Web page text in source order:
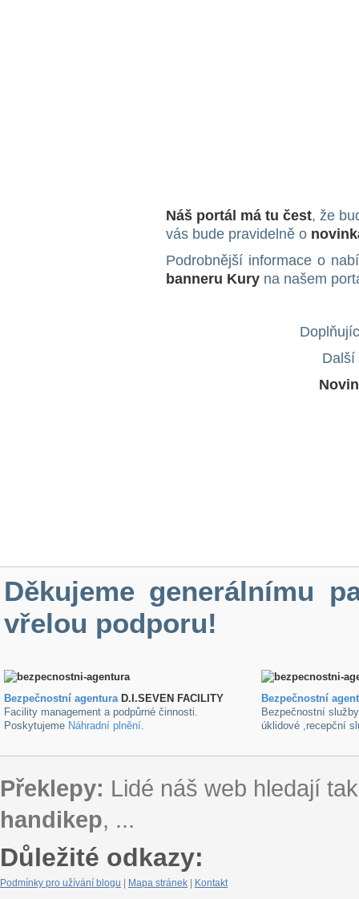
Náš portál má tu čest, že
vás bude pravidelně o
Podrobnější informace o
banneru Kury na našem
Děkujeme generálnímu
vřelou podporu!
Bezpečnostní agenturaD.I.SEVEN FACILITY
Facility management a podpůrné činnosti.
Poskytujeme Náhradní plnění.
Bezpečnostní
Bezpečnostní
úklidové ,recepční
Překlepy: Lidé náš web hledají
handikep, ...
Důležité odkazy:
Podmínky pro užívání blogu Mapa stránek Kontakt